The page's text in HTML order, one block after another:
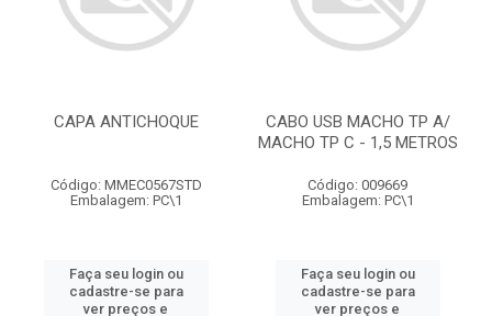
CAPA ANTICHOQUE
Código: MMEC0567STD
Embalagem: PC\1
Faça seu login ou
cadastre-se para
ver preços e
CABO USB MACHO TP A/
MACHO TP C - 1,5 METROS
Código: 009669
Embalagem: PC\1
Faça seu login ou
cadastre-se para
ver preços e